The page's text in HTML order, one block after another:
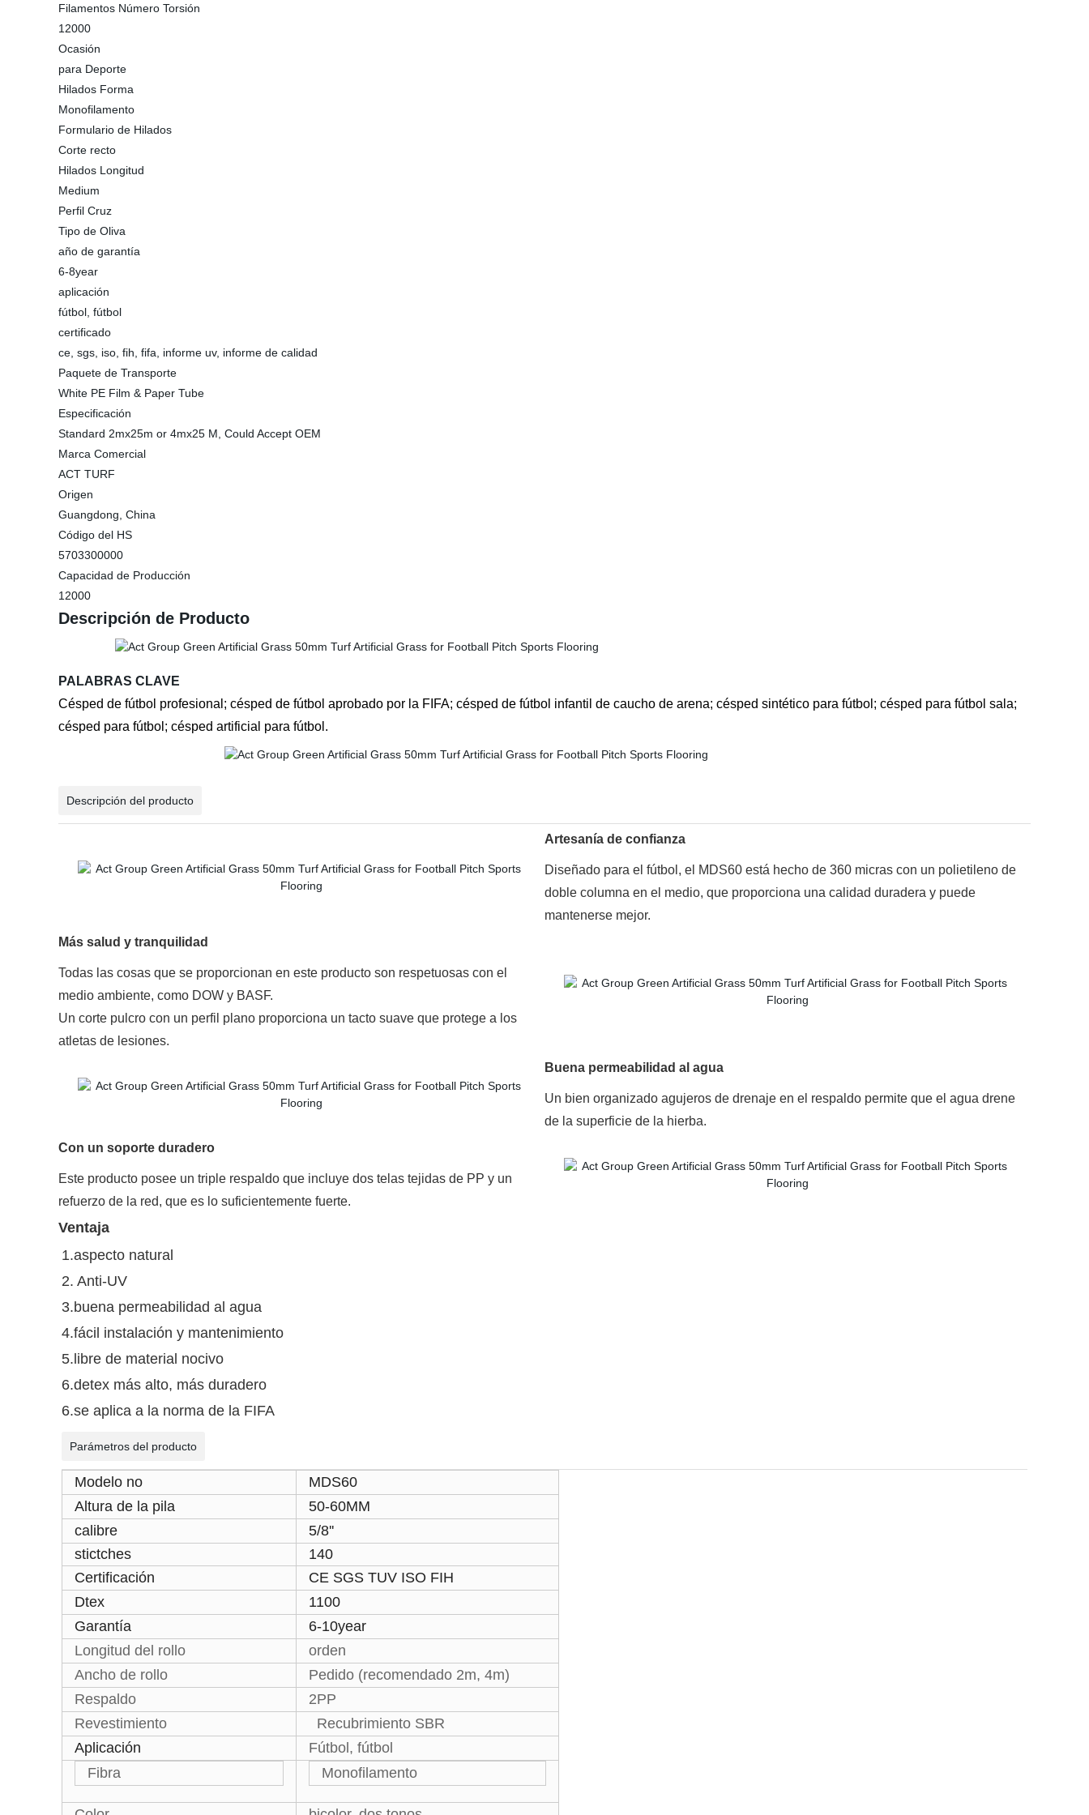
Filamentos Número Torsión
12000
Ocasión
para Deporte
Hilados Forma
Monofilamento
Formulario de Hilados
Corte recto
Hilados Longitud
Medium
Perfil Cruz
Tipo de Oliva
año de garantía
6-8year
aplicación
fútbol, fútbol
certificado
ce, sgs, iso, fih, fifa, informe uv, informe de calidad
Paquete de Transporte
White PE Film & Paper Tube
Especificación
Standard 2mx25m or 4mx25 M, Could Accept OEM
Marca Comercial
ACT TURF
Origen
Guangdong, China
Código del HS
5703300000
Capacidad de Producción
12000
Descripción de Producto
PALABRAS CLAVE
Césped de fútbol profesional; césped de fútbol aprobado por la FIFA; césped de fútbol infantil de caucho de arena; césped sintético para fútbol; césped para fútbol sala;
césped para fútbol; césped artificial para fútbol.
Descripción del producto
Artesanía de confianza
Diseñado para el fútbol, el MDS60 está hecho de 360 micras con un polietileno de
doble columna en el medio, que proporciona una calidad duradera y puede
mantenerse mejor.
Más salud y tranquilidad
Todas las cosas que se proporcionan en este producto son respetuosas con el
medio ambiente, como DOW y BASF.
Un corte pulcro con un perfil plano proporciona un tacto suave que protege a los
atletas de lesiones.
Buena permeabilidad al agua
Un bien organizado agujeros de drenaje en el respaldo permite que el agua drene
de la superficie de la hierba.
Con un soporte duradero
Este producto posee un triple respaldo que incluye dos telas tejidas de PP y un
refuerzo de la red, que es lo suficientemente fuerte.
Ventaja
1.aspecto natural
2. Anti-UV
3.buena permeabilidad al agua
4.fácil instalación y mantenimiento
5.libre de material nocivo
6.detex más alto, más duradero
6.se aplica a la norma de la FIFA
Parámetros del producto
Modelo no
MDS60
Altura de la pila
50-60MM
calibre
5/8''
stictches
140
Certificación
CE SGS TUV ISO FIH
Dtex
1100
Garantía
6-10year
Longitud del rollo
orden
Ancho de rollo
Pedido (recomendado 2m, 4m)
Respaldo
2PP
Revestimiento
Recubrimiento SBR
Aplicación
Fútbol, fútbol
Fibra
Monofilamento